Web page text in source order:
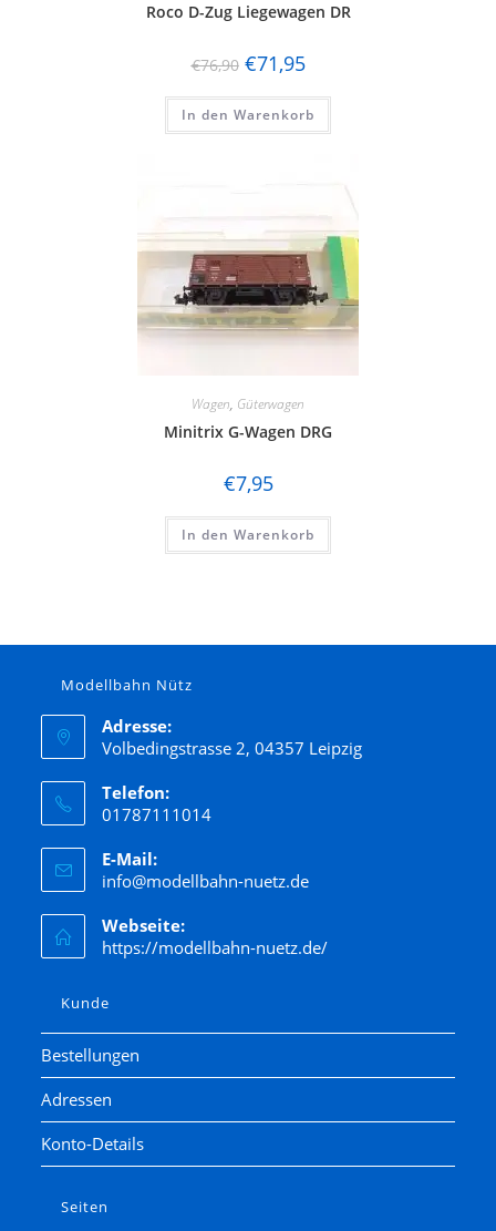
Roco D-Zug Liegewagen DR
€76,90 €71,95
In den Warenkorb
Wagen, Güterwagen
Minitrix G-Wagen DRG
€7,95
In den Warenkorb
Modellbahn Nütz
Adresse:
Volbedingstrasse 2, 04357 Leipzig
Telefon:
01787111014
E-Mail:
info@modellbahn-nuetz.de
Webseite:
https://modellbahn-nuetz.de/
Kunde
Bestellungen
Adressen
Konto-Details
Seiten